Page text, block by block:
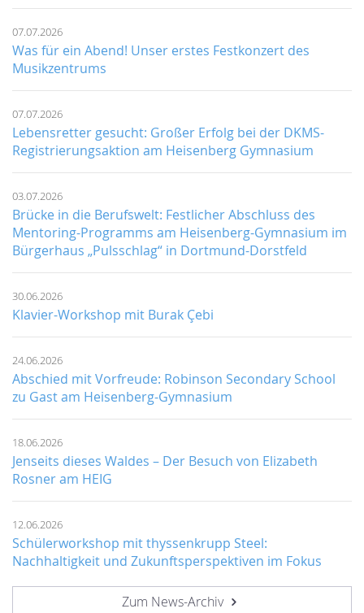
07.07.2026
Was für ein Abend! Unser erstes Festkonzert des
Musikzentrums
07.07.2026
Lebensretter gesucht: Großer Erfolg bei der DKMS-
Registrierungsaktion am Heisenberg Gymnasium
03.07.2026
Brücke in die Berufswelt: Festlicher Abschluss des
Mentoring-Programms am Heisenberg-Gymnasium im
Bürgerhaus „Pulsschlag“ in Dortmund-Dorstfeld
30.06.2026
Klavier-Workshop mit Burak Çebi
24.06.2026
Abschied mit Vorfreude: Robinson Secondary School
zu Gast am Heisenberg-Gymnasium
18.06.2026
Jenseits dieses Waldes – Der Besuch von Elizabeth
Rosner am HEIG
12.06.2026
Schülerworkshop mit thyssenkrupp Steel:
Nachhaltigkeit und Zukunftsperspektiven im Fokus
Zum News-Archiv